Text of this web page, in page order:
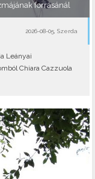
forrásánál
2026-08-05, Szerda
Leányai
Chiara Cazzuola